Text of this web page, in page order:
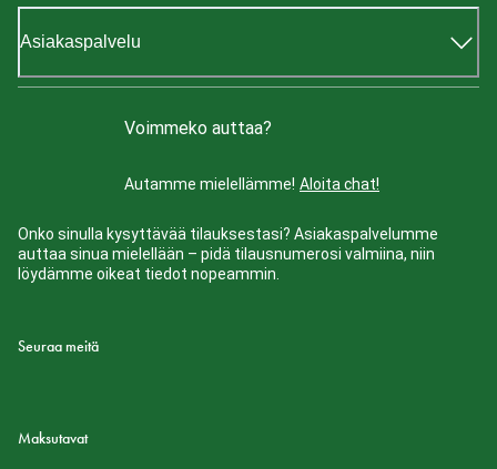
Asiakaspalvelu
Voimmeko auttaa?
Autamme mielellämme! Aloita chat!
Onko sinulla kysyttävää tilauksestasi? Asiakaspalvelumme
auttaa sinua mielellään – pidä tilausnumerosi valmiina, niin
löydämme oikeat tiedot nopeammin.
Seuraa meitä
Maksutavat